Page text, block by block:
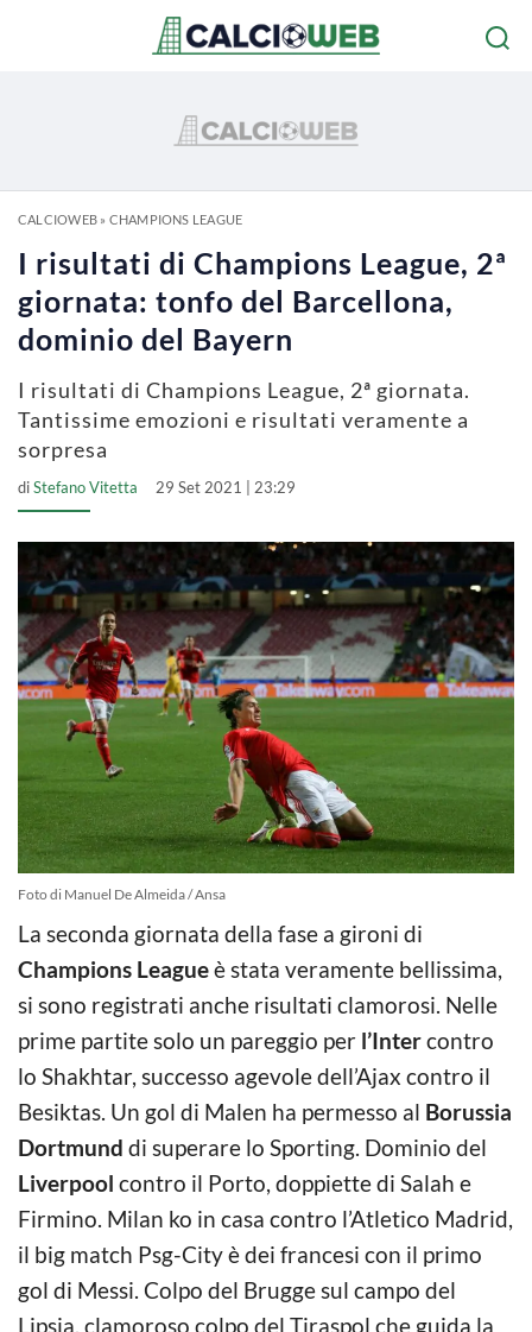
CALCIOWEB» CHAMPIONS LEAGUE
I risultati di Champions League, 2ª
giornata: tonfo del Barcellona,
dominio del Bayern
I risultati di Champions League, 2ª giornata.
Tantissime emozioni e risultati veramente a
sorpresa
diStefano Vitetta 29 Set 2021 | 23:29
Foto di Manuel De Almeida / Ansa
La seconda giornata della fase a gironi di
Champions Leagueè stata veramente bellissima,
si sono registrati anche risultati clamorosi. Nelle
prime partite solo un pareggio per l’Intercontro
lo Shakhtar, successo agevole dell’Ajax contro il
Besiktas. Un gol di Malen ha permesso al Borussia
Dortmund di superare lo Sporting. Dominio del
Liverpool contro il Porto, doppiette di Salah e
Firmino. Milan ko in casa contro l’Atletico Madrid,
il big match Psg-City è dei francesi con il primo
gol di Messi. Colpo del Brugge sul campo del
Lipsia, clamoroso colpo del Tiraspol che guida la